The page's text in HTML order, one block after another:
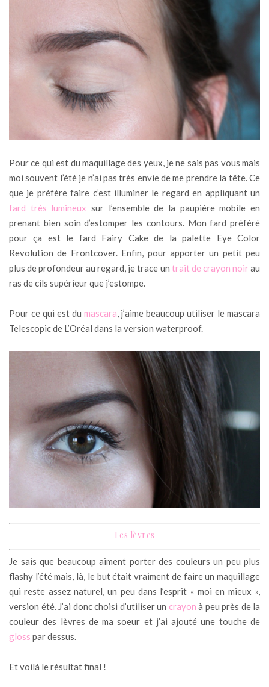
Pour ce qui est du maquillage des yeux, je ne sais pas vous mais
moi souvent l’été je n’ai pas très envie de me prendre la tête. Ce
que je préfère faire c’est illuminer le regard en appliquant un
fard très lumineux sur l’ensemble de la paupière mobile en
prenant bien soin d’estomper les contours. Mon fard préféré
pour ça est le fard Fairy Cake de la palette Eye Color
Revolution de Frontcover. Enfin, pour apporter un petit peu
plus de profondeur au regard, je trace un trait de crayon noirau
ras de cils supérieur que j’estompe.
Pour ce qui est du mascara, j’aime beaucoup utiliser le mascara
Telescopic de L’Oréal dans la version waterproof.
Les lèvres
Je sais que beaucoup aiment porter des couleurs un peu plus
flashy l’été mais, là, le but était vraiment de faire un maquillage
qui reste assez naturel, un peu dans l’esprit « moi en mieux »,
version été. J’ai donc choisi d’utiliser un crayon à peu près de la
couleur des lèvres de ma soeur et j’ai ajouté une touche de
gloss par dessus.
Et voilà le résultat final !